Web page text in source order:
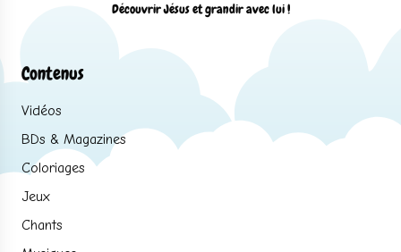
Découvrir Jésus et grandir avec lui !
Contenus
Vidéos
BDs & Magazines
Coloriages
Jeux
Chants